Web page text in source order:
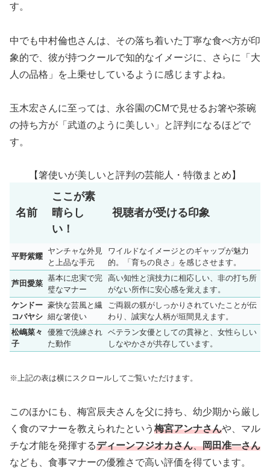
す。
中でも中村倫也さんは、その落ち着いた丁寧な食べ方が印
象的で、彼が持つクールで知的なイメージに、さらに「大
人の品格」を上乗せしているように感じますよね。
玉木宏さんに至っては、永谷園のCMで見せるお箸や茶碗
の持ち方が「武道のように美しい」と評判になるほどで
す。
【箸使いが美しいと評判の芸能人・特徴まとめ】
名前
ここが素
晴らし
い！
視聴者が受ける印象
平野紫耀
ヤンチャな外見
と上品な手元
ワイルドなイメージとのギャップが魅力
的。「育ちの良さ」を感じさせます。
芦田愛菜
基本に忠実で完
璧なマナー
高い知性と演技力に相応しい、非の打ち所
がない所作に安心感を覚えます。
ケンドー
コバヤシ
豪快な芸風と繊
細な箸使い
ご両親の躾がしっかりされていたことが伝
わり、誠実な人柄が垣間見えます。
松嶋菜々
子
優雅で洗練され
た動作
ベテラン女優としての貫禄と、女性らしい
しなやかさが共存しています。
※上記の表は横にスクロールしてご覧いただけます。
このほかにも、梅宮辰夫さんを父に持ち、幼少期から厳し
く食のマナーを教えられたという 梅宮アンナさんや、マル
チな才能を発揮するディーンフジオカさん、岡田准一さん
なども、食事マナーの優雅さで高い評価を得ています。